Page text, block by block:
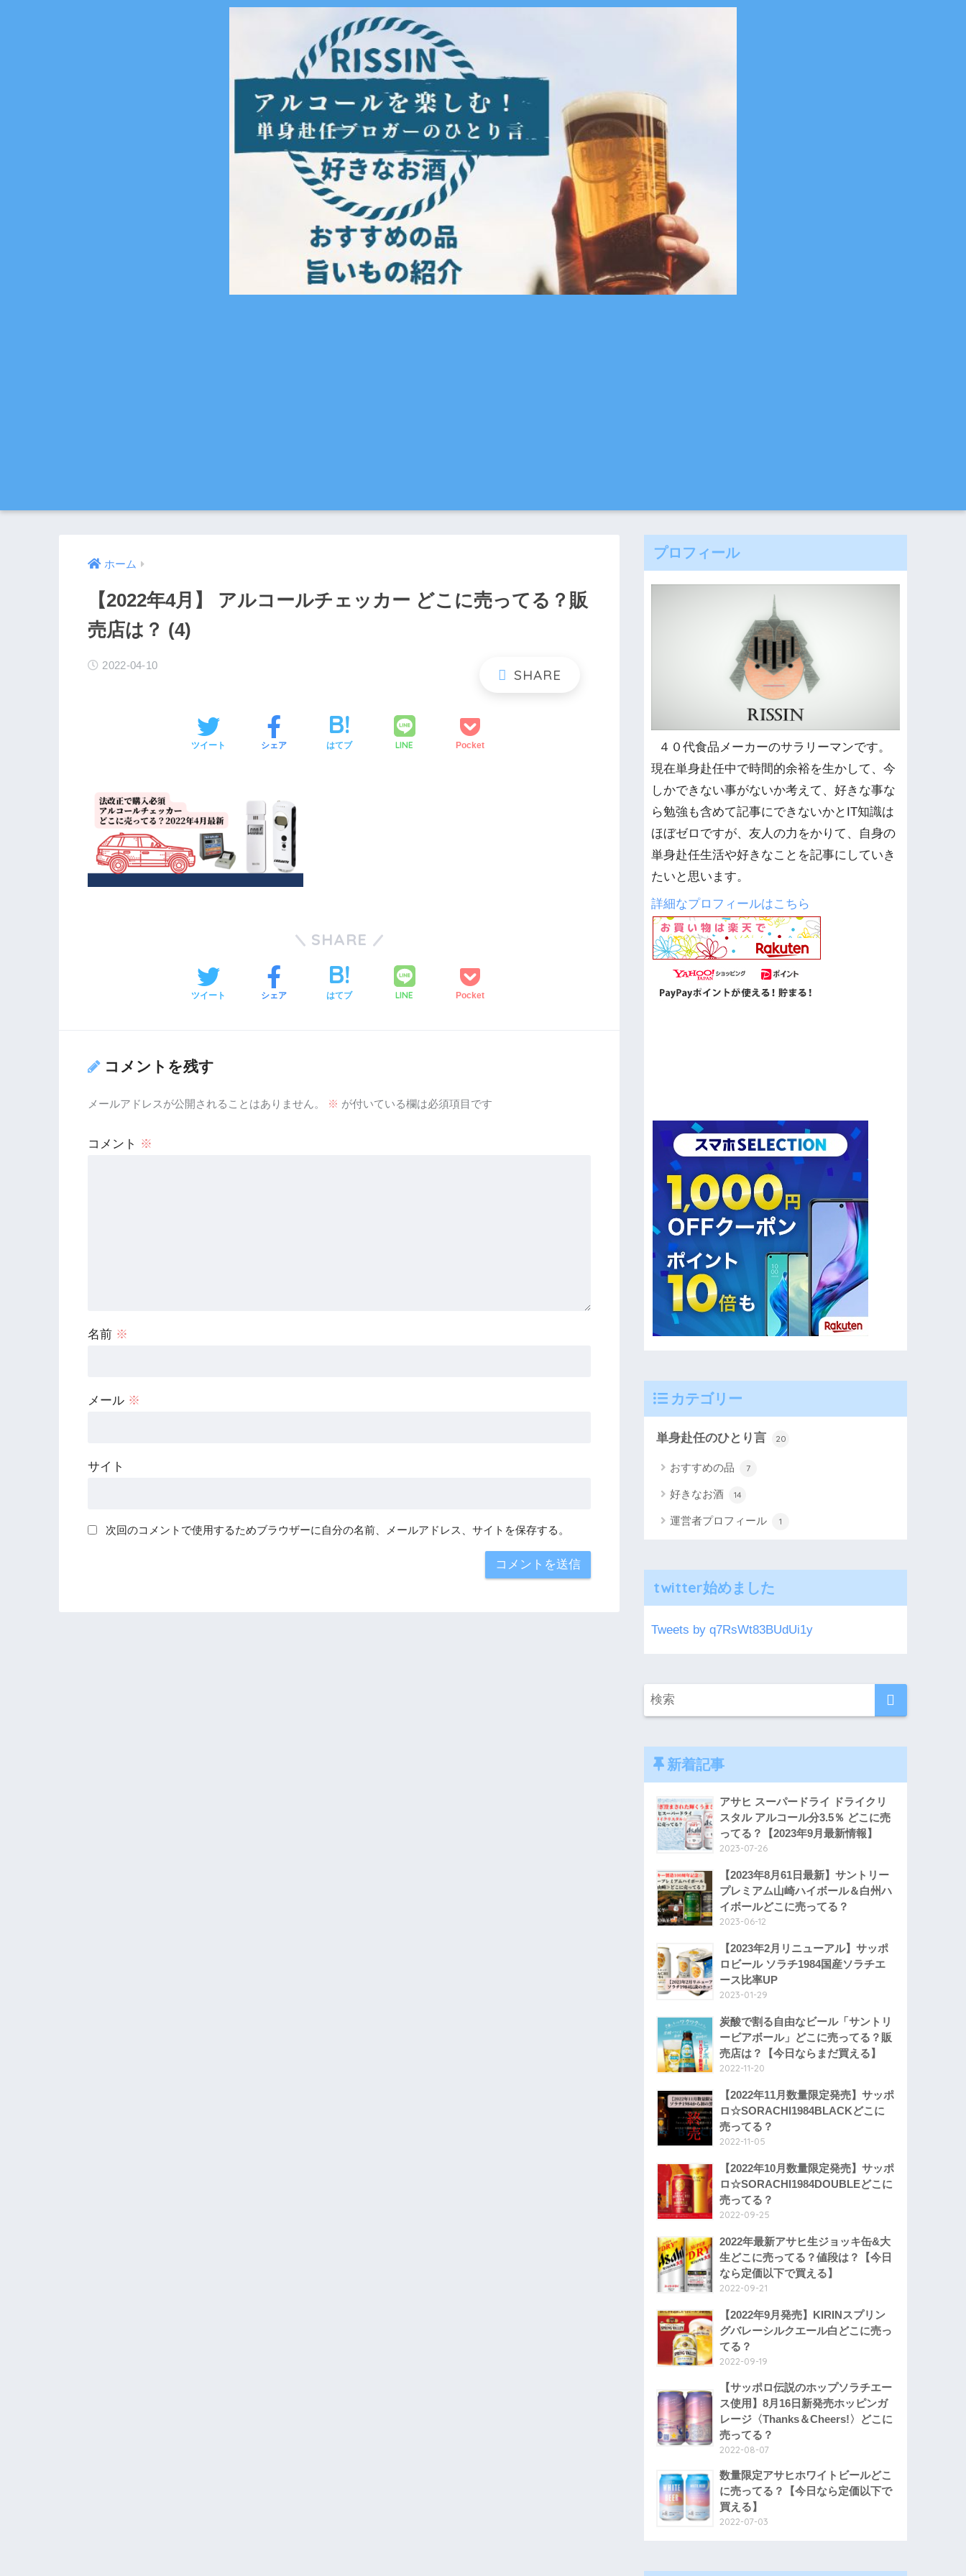
ホーム
【2022年4月】 アルコールチェッカー どこに売ってる？販
売店は？ (4)
2022-04-10
ツイート シェア はてブ LINE Pocket
SHARE
ツイート シェア はてブ LINE Pocket
コメントを残す
メールアドレスが公開されることはありません。 ※ が付いている欄は必須項目です
コメント ※
名前 ※
メール ※
サイト
次回のコメントで使用するためブラウザーに自分の名前、メールアドレス、サイトを保存する。
プロフィール
４０代食品メーカーのサラリーマンです。
現在単身赴任中で時間的余裕を生かして、今
しかできない事がないか考えて、好きな事な
ら勉強も含めて記事にできないかとIT知識は
ほぼゼロですが、友人の力をかりて、自身の
単身赴任生活や好きなことを記事にしていき
たいと思います。
詳細なプロフィールはこちら
カテゴリー
単身赴任のひとり言 20
おすすめの品 7
好きなお酒 14
運営者プロフィール 1
twitter始めました
Tweets by q7RsWt83BUdUi1y
新着記事
アサヒ スーパードライ ドライクリ
スタル アルコール分3.5％ どこに売
ってる？【2023年9月最新情報】
2023-07-26
【2023年8月61日最新】サントリー
プレミアム山崎ハイボール＆白州ハ
イボールどこに売ってる？
2023-06-12
【2023年2月リニューアル】サッポ
ロビール ソラチ1984国産ソラチエ
ース比率UP
2023-01-29
炭酸で割る自由なビール「サントリ
ービアボール」どこに売ってる？販
売店は？【今日ならまだ買える】
2022-11-20
【2022年11月数量限定発売】サッポ
ロ☆SORACHI1984BLACKどこに
売ってる？
2022-11-05
【2022年10月数量限定発売】サッポ
ロ☆SORACHI1984DOUBLEどこに
売ってる？
2022-09-25
2022年最新アサヒ生ジョッキ缶&大
生どこに売ってる？値段は？【今日
なら定価以下で買える】
2022-09-21
【2022年9月発売】KIRINスプリン
グバレーシルクエール白どこに売っ
てる？
2022-09-19
【サッポロ伝説のホップソラチエー
ス使用】8月16日新発売ホッピンガ
レージ〈Thanks＆Cheers!〉どこに
売ってる？
2022-08-07
数量限定アサヒホワイトビールどこ
に売ってる？【今日なら定価以下で
買える】
2022-07-03